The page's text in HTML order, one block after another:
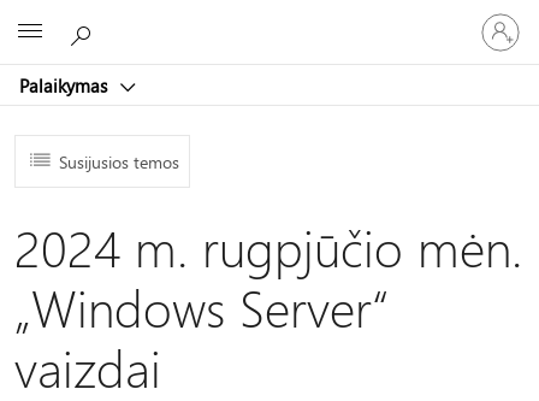
Palaikymas
prie
paskyros
Susijusios temos
2024 m. rugpjūčio mėn.
„Windows Server“
vaizdai